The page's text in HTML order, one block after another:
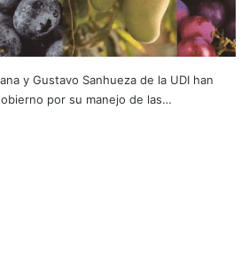
y Gustavo Sanhueza de la UDI han
por su manejo de las…